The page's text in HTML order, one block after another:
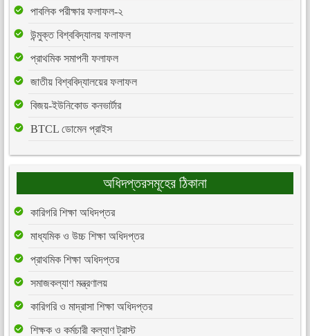
পাবলিক পরীক্ষার ফলাফল-২
উন্মুক্ত বিশ্ববিদ্যালয় ফলাফল
প্রাথমিক সমাপনী ফলাফল
জাতীয় বিশ্ববিদ্যালয়ের ফলাফল
বিজয়-ইউনিকোড কনভার্টার
BTCL ডোমেন প্রাইস
অধিদপ্তরসমূহের ঠিকানা
কারিগরি শিক্ষা অধিদপ্তর
মাধ্যমিক ও উচ্চ শিক্ষা অধিদপ্তর
প্রাথমিক শিক্ষা অধিদপ্তর
সমাজকল্যাণ মন্ত্রণালয়
কারিগরি ও মাদ্রাসা শিক্ষা অধিদপ্তর
শিক্ষক ও কর্মচারী কল্যাণ ট্রাস্ট